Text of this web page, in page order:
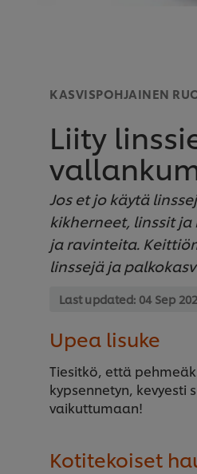
KASVISPOHJAINEN
Liity
Jos et jo käytä
kikherneet, linssit
ja ravinteita.
linssejä ja
Last updated: 04 Sep
Upea lisuke
Tiesitkö, että
kypsennetyn,
vaikuttumaan!
Kotitekoiset